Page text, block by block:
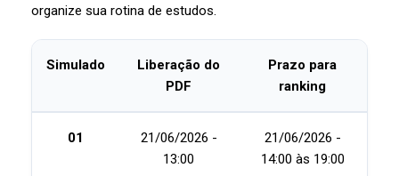
organize sua rotina de estudos.
Simulado
Liberação do
PDF
Prazo para
ranking
01
21/06/2026 -
13:00
21/06/2026 -
14:00 às 19:00